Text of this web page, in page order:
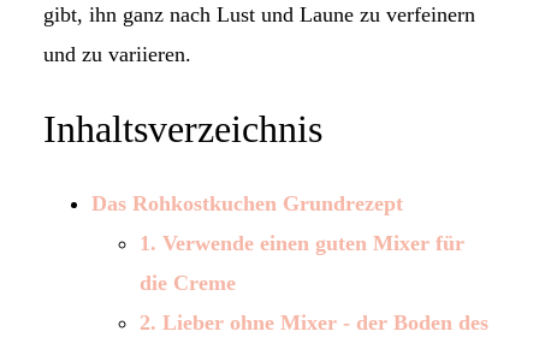
gibt, ihn ganz nach Lust und Laune zu verfeinern
und zu variieren.
Inhaltsverzeichnis
Das Rohkostkuchen Grundrezept
1. Verwende einen guten Mixer für
die Creme
2. Lieber ohne Mixer - der Boden des